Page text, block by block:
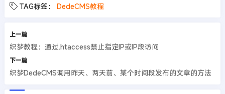
TAG标签： DedeCMS教程
上一篇
织梦教程：通过.htaccess禁止指定IP或IP段访问
下一篇
织梦DedeCMS调用昨天、两天前、某个时间段发布的文章的方法